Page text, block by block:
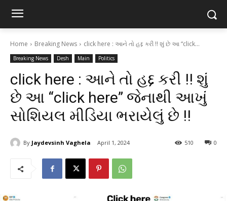
Home Breaking News click here : આને તો હદ્દ કરી !! શું છે આ “click...
Breaking News Desh Main Politics
click here : આને તો હદ્દ કરી !! શું
છે આ “click here” જેનાથી આખું
સોશિયલ મીડિયા ભરાયેલું છે !!
By Jaydevsinh Vaghela April 1, 2024 0
510